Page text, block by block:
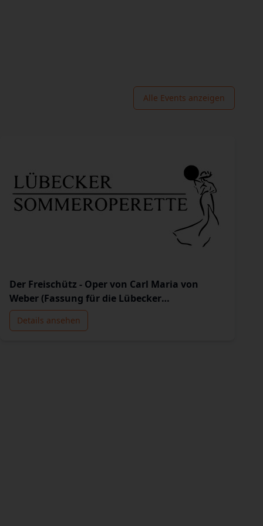
Alle Events anzeigen
Der Freischütz - Oper von Carl Maria von
Weber (Fassung für die Lübecker
Sommeroperette)
Details ansehen